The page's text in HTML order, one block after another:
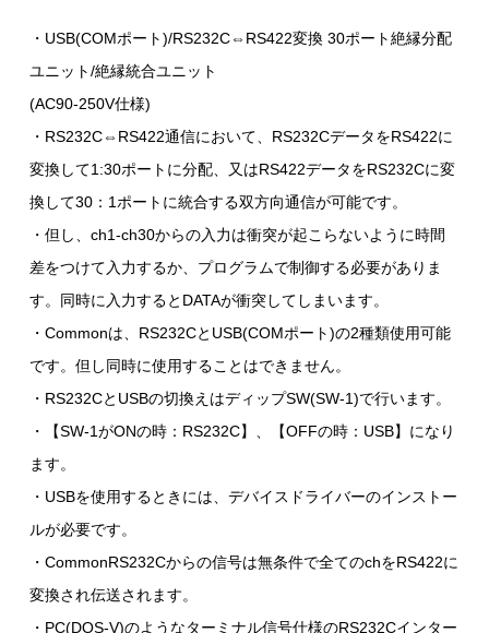
・USB(COMポート)/RS232C⇔RS422変換 30ポート絶縁分配
ユニット/絶縁統合ユニット
(AC90-250V仕様)
・RS232C⇔RS422通信において、RS232CデータをRS422に
変換して1:30ポートに分配、又はRS422データをRS232Cに変
換して30：1ポートに統合する双方向通信が可能です。
・但し、ch1-ch30からの入力は衝突が起こらないように時間
差をつけて入力するか、プログラムで制御する必要がありま
す。同時に入力するとDATAが衝突してしまいます。
・Commonは、RS232CとUSB(COMポート)の2種類使用可能
です。但し同時に使用することはできません。
・RS232CとUSBの切換えはディップSW(SW-1)で行います。
・【SW-1がONの時：RS232C】、【OFFの時：USB】になり
ます。
・USBを使用するときには、デバイスドライバーのインストー
ルが必要です。
・CommonRS232Cからの信号は無条件で全てのchをRS422に
変換され伝送されます。
・PC(DOS-V)のようなターミナル信号仕様のRS232Cインター